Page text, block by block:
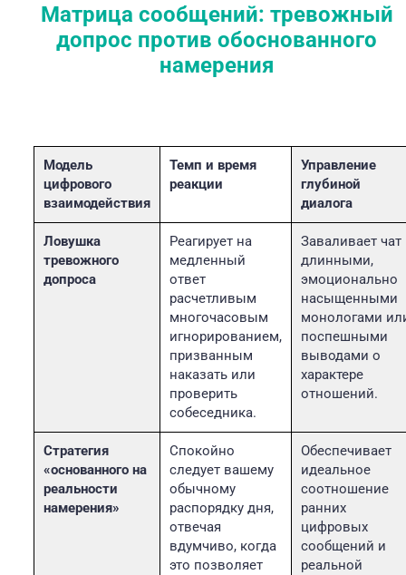
Матрица сообщений: тревожный
допрос против обоснованного
намерения
Модель
цифрового
взаимодействия
Темп и время
реакции
Управление
глубиной
диалога
Ловушка
тревожного
допроса
Реагирует на
медленный
ответ
расчетливым
многочасовым
игнорированием,
призванным
наказать или
проверить
собеседника.
Заваливает чат
длинными,
эмоционально
насыщенными
монологами
поспешными
выводами о
характере
отношений.
Стратегия
«основанного на
реальности
намерения»
Спокойно
следует вашему
обычному
распорядку дня,
отвечая
вдумчиво, когда
это позволяет
Обеспечивает
идеальное
соотношение
ранних
цифровых
сообщений и
реальной